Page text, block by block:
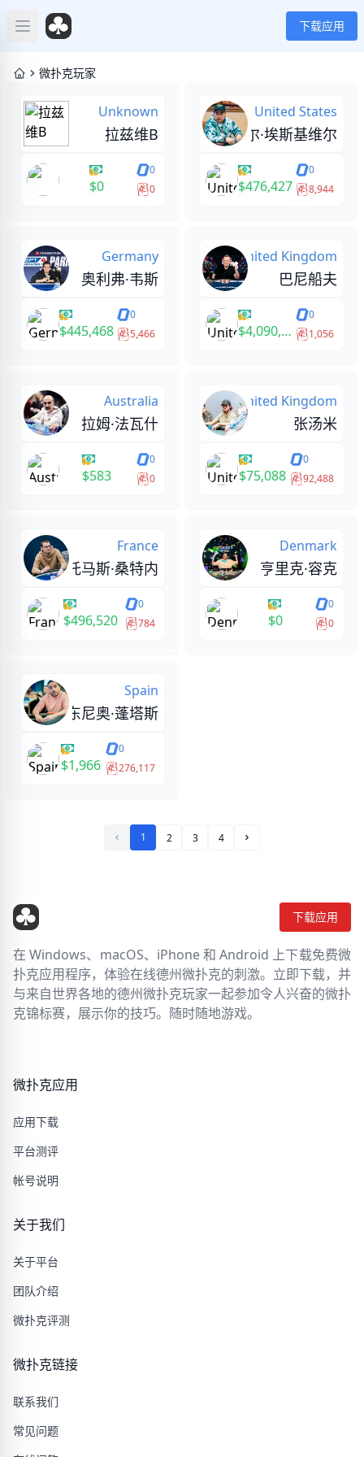
Open main menu 下载应用
微扑克玩家
Unknown
拉兹维B
$0
0
0
United States
迈克尔·埃斯基维尔
$476,427
0
8,944
Germany
奥利弗·韦斯
$445,468
0
5,466
United Kingdom
巴尼船夫
$4,090,560
0
1,056
Australia
拉姆·法瓦什
$583
0
0
United Kingdom
张汤米
$75,088
0
92,488
France
托马斯·桑特内
$496,520
0
784
Denmark
亨里克·容克
$0
0
0
Spain
安东尼奥·蓬塔斯
$1,966
0
276,117
1 2 3 4 下一页
下载应用
在 Windows、macOS、iPhone 和 Android 上下载免费微
扑克应用程序，体验在线德州微扑克的刺激。立即下载，并
与来自世界各地的德州微扑克玩家一起参加令人兴奋的微扑
克锦标赛，展示你的技巧。随时随地游戏。
微扑克应用
应用下载
平台测评
帐号说明
关于我们
关于平台
团队介绍
微扑克评测
微扑克链接
联系我们
常见问题